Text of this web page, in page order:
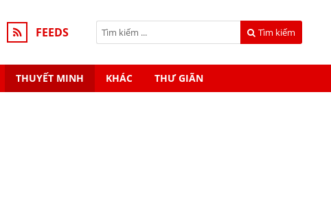
FEEDS Tìm kiếm
THUYẾT MINH KHÁC THƯ GIÃN